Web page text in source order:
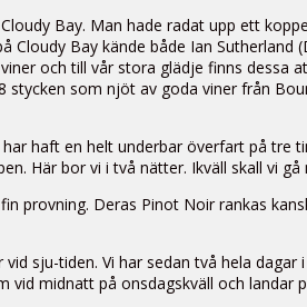
Bay. Man hade radat upp ett
Bay kände både Ian Sutherland
och till vår stora glädje finns dessa
som njöt av goda viner från
haft en helt underbar överfart på tre
Här bor vi i två nätter. Ikväll skall vi
Deras Pinot Noir rankas
sju-tiden. Vi har sedan två hela
vid midnatt på onsdagskväll och landar